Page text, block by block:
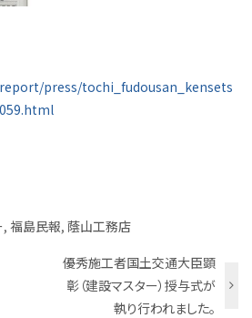
press/tochi_fudousan_kensets
,福島民報,蔭山工務店
優秀施工者国土交通大臣顕
彰（建設マスター）授与式が
執り行われました。